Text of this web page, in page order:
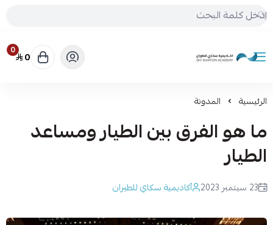
أكاديمية سكاي للطيران
0 0
الرئيسية المدونة
ما هو الفرق بين الطيار ومساعد
الطيار
23 سبتمبر 2023 أكاديمية سكاي للطيران